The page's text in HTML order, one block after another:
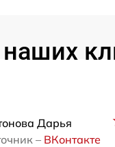
Дарья
– ВКонтакте